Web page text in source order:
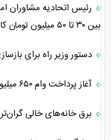
رئیس اتحادیه مشاوران
بین ۳۰ تا ۵۰ میلیون تومان کاهش یافته
دستور وزیر راه برای
آغاز پرداخت وام ۶۵۰ میلیونی برای خانه‌های نیمه‌تمام
برق خانه‌های خالی